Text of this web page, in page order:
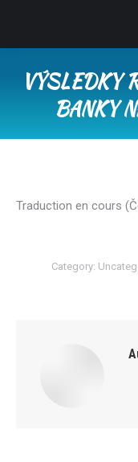
VÝSLEDKY
BANKY
Traduction en cours
Category: